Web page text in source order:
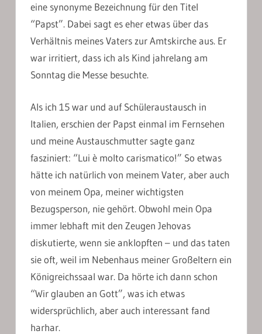
eine synonyme Bezeichnung für den Titel
“Papst”. Dabei sagt es eher etwas über das
Verhältnis meines Vaters zur Amtskirche aus. Er
war irritiert, dass ich als Kind jahrelang am
Sonntag die Messe besuchte.
Als ich 15 war und auf Schüleraustausch in
Italien, erschien der Papst einmal im Fernsehen
und meine Austauschmutter sagte ganz
fasziniert: “Lui è molto carismatico!” So etwas
hätte ich natürlich von meinem Vater, aber auch
von meinem Opa, meiner wichtigsten
Bezugsperson, nie gehört. Obwohl mein Opa
immer lebhaft mit den Zeugen Jehovas
diskutierte, wenn sie anklopften – und das taten
sie oft, weil im Nebenhaus meiner Großeltern ein
Königreichssaal war. Da hörte ich dann schon
“Wir glauben an Gott”, was ich etwas
widersprüchlich, aber auch interessant fand
harhar.